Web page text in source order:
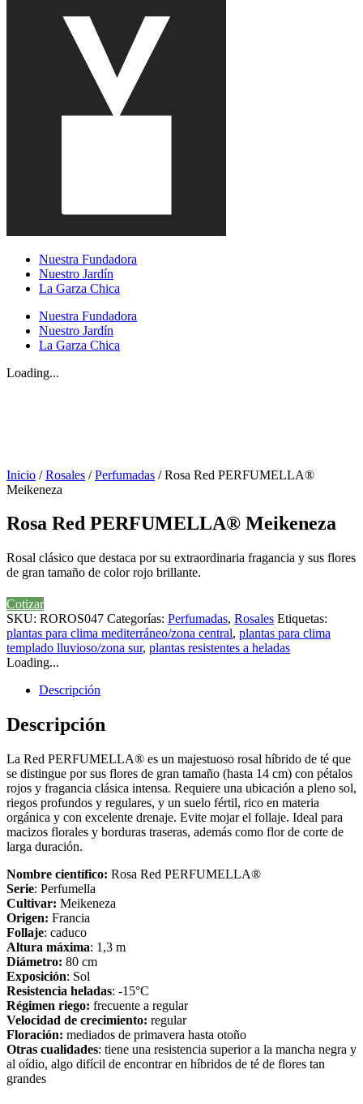
Nuestra Fundadora
Nuestro Jardín
La Garza Chica
Nuestra Fundadora
Nuestro Jardín
La Garza Chica
Loading...
Inicio /Rosales /Perfumadas / Rosa Red PERFUMELLA®
Meikeneza
Rosa Red PERFUMELLA® Meikeneza
Rosal clásico que destaca por su extraordinaria fragancia y sus flores
de gran tamaño de color rojo brillante.
Cotizar
SKU: ROROS047 Categorías: Perfumadas, Rosales Etiquetas:
plantas para clima mediterráneo/zona central, plantas para clima
templado lluvioso/zona sur, plantas resistentes a heladas
Loading...
Descripción
Descripción
La Red PERFUMELLA® es un majestuoso rosal híbrido de té que
se distingue por sus flores de gran tamaño (hasta 14 cm) con pétalos
rojos y fragancia clásica intensa. Requiere una ubicación a pleno sol,
riegos profundos y regulares, y un suelo fértil, rico en materia
orgánica y con excelente drenaje. Evite mojar el follaje. Ideal para
macizos florales y borduras traseras, además como flor de corte de
larga duración.
Nombre científico: Rosa Red PERFUMELLA®
Serie: Perfumella
Cultivar: Meikeneza
Origen: Francia
Follaje: caduco
Altura máxima: 1,3 m
Diámetro: 80 cm
Exposición: Sol
Resistencia heladas: -15°C
Régimen riego: frecuente a regular
Velocidad de crecimiento: regular
Floración: mediados de primavera hasta otoño
Otras cualidades: tiene una resistencia superior a la mancha negra y
al oídio, algo difícil de encontrar en híbridos de té de flores tan
grandes